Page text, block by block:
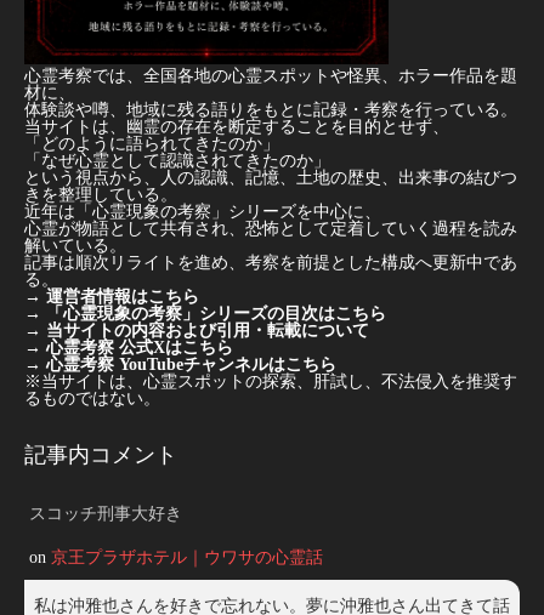
心霊考察では、全国各地の心霊スポットや怪異、ホラー作品を題
材に、
体験談や噂、地域に残る語りをもとに記録・考察を行っている。
当サイトは、幽霊の存在を断定することを目的とせず、
「どのように語られてきたのか」
「なぜ心霊として認識されてきたのか」
という視点から、人の認識、記憶、土地の歴史、出来事の結びつ
きを整理している。
近年は「心霊現象の考察」シリーズを中心に、
心霊が物語として共有され、恐怖として定着していく過程を読み
解いている。
記事は順次リライトを進め、考察を前提とした構成へ更新中であ
る。
→ 運営者情報はこちら
→
「心霊現象の考察」シリーズの目次はこちら
→ 当サイトの内容および引用・転載について
→ 心霊考察 公式Xはこちら
→ 心霊考察 YouTubeチャンネルはこちら
※当サイトは、心霊スポットの探索、肝試し、不法侵入を推奨す
るものではない。
記事内コメント
スコッチ刑事大好き
on 京王プラザホテル｜ウワサの心霊話
私は沖雅也さんを好きで忘れない。夢に沖雅也さん出てきて話